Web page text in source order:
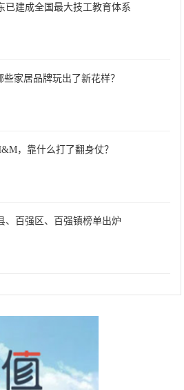
已建成全国最大技工教育体系
些家居品牌玩出了新花样？
，靠什么打了翻身仗？
、百强区、百强镇榜单出炉